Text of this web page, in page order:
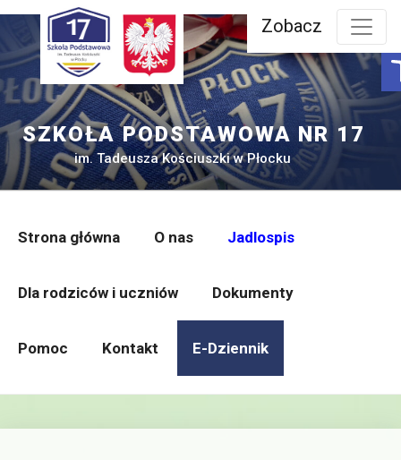
treści
Zobacz
SZKOŁA PODSTAWOWA NR 17
im. Tadeusza Kościuszki w Płocku
Strona główna O nas Jadlospis
Dla rodziców i uczniów Dokumenty
Pomoc Kontakt E-Dziennik